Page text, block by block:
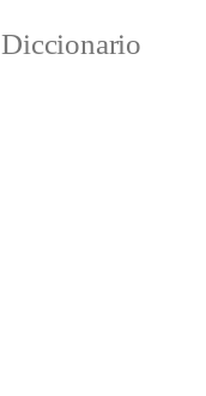
Diccionario